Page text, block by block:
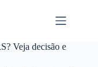
Veja decisão e